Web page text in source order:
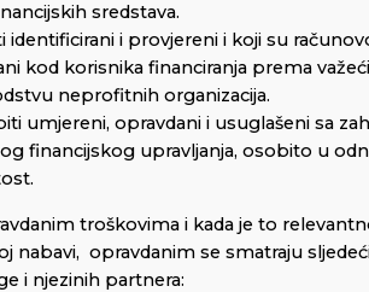
sredstava.
identificirani i provjereni i koji su
kod korisnika financiranja prema
neprofitnih organizacija.
umjereni, opravdani i usuglašeni sa
financijskog upravljanja, osobito u
troškovima i kada je to
nabavi, opravdanim se smatraju
i njezinih partnera: